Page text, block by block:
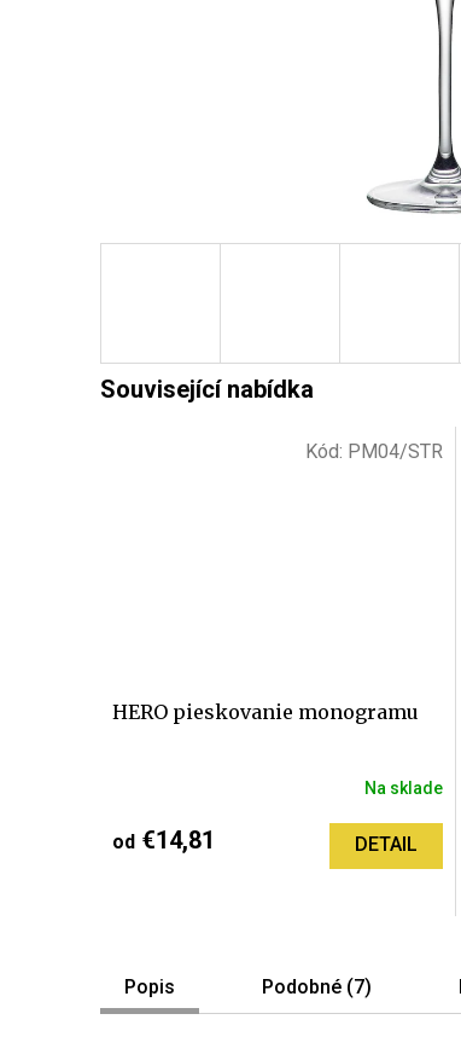
HERO pieskovanie monogramu
Na sklade
od €14,81 DETAIL
Kód: PM04/STR
Popis Podobné (7)